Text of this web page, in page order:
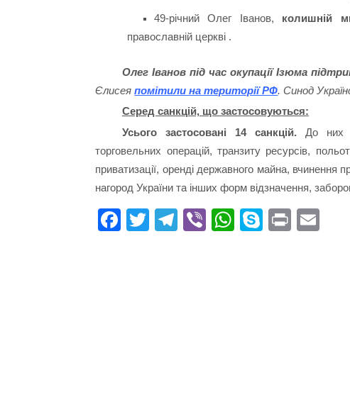
49-річний Олег Іванов, колишній
православній церкві .
Олег Іванов під час окупації Ізюма
Єлисеяпомітили на території РФ. Синод
Серед санкцій, що застосовуються:
Усього застосовані 14 санкцій.До них
торговельних операцій, транзиту ресурсів,
приватизації, оренді державного майна, вчинення
нагород України та інших форм відзначення,
Fa T
Te Vi
W
S
Pr